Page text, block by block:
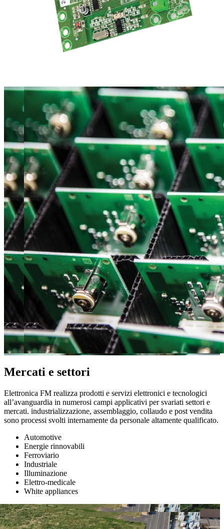
Mercati e settori
Elettronica FM realizza prodotti e servizi elettronici e tecnologici
all’avanguardia in numerosi campi applicativi per svariati settori e
mercati. industrializzazione, assemblaggio, collaudo e post vendita
sono processi svolti internamente da personale altamente qualificato.
Automotive
Energie rinnovabili
Ferroviario
Industriale
Illuminazione
Elettro-medicale
White appliances